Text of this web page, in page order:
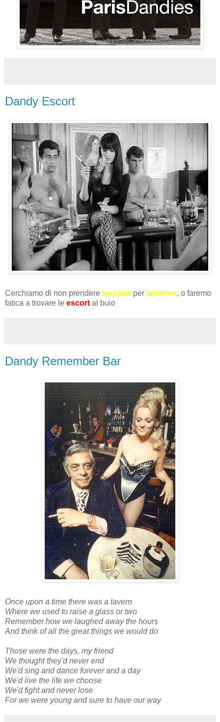
Dandy Escort
Cerchiamo di non prendere lucciole per lanterne, o faremo
fatica a trovare le escort al buio
Dandy Remember Bar
Once upon a time there was a tavern
Where we used to raise a glass or two
Remember how we laughed away the hours
And think of all the great things we would do
Those were the days, my friend
We thought they'd never end
We'd sing and dance forever and a day
We'd live the life we choose
We'd fight and never lose
For we were young and sure to have our way